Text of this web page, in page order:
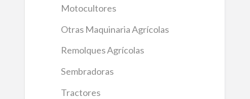
Motocultores
Otras Maquinaria Agrícolas
Remolques Agrícolas
Sembradoras
Tractores